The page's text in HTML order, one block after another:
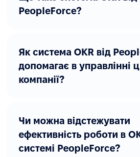
PeopleForce?
Як система OKR від
допомагає в управлінні
компанії?
Чи можна відстежувати
ефективність роботи в
системі PeopleForce?